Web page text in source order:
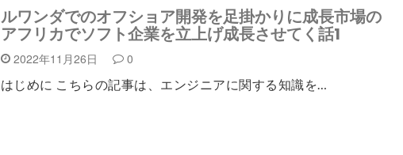
ルワンダでのオフショア開発を足掛かりに成長市場の
アフリカでソフト企業を立上げ成長させてく話1
2022年11月26日 0
はじめに こちらの記事は、エンジニアに関する知識を…